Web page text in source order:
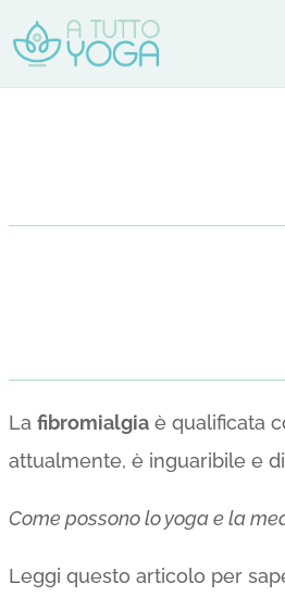
Lafibromialgia è qualificata
attualmente, è inguaribile e
Come possono lo yoga e la
Leggi questo articolo per